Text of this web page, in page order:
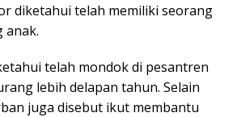
diketahui telah memiliki seorang
anak.
telah mondok di pesantren
lebih delapan tahun. Selain
juga disebut ikut membantu